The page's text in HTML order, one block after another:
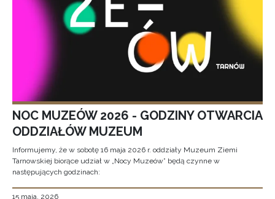
NOC MUZEÓW 2026 - GODZINY OTWARCIA
ODDZIAŁÓW MUZEUM
Informujemy, że w sobotę 16 maja 2026 r. oddziały Muzeum Ziemi
Tarnowskiej biorące udział w „Nocy Muzeów” będą czynne w
następujących godzinach:
15 maja, 2026